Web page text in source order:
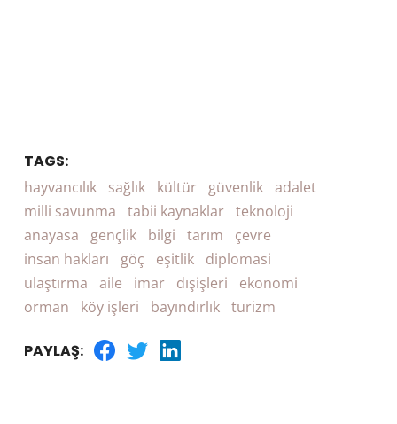
TAGS:
hayvancılık sağlık kültür güvenlik adalet
milli savunma
tabii kaynaklar teknoloji
anayasa
gençlik bilgi tarım
çevre
insan hakları
göç eşitlik
diplomasi
ulaştırma
aile imar dışişleri
ekonomi
orman
köy işleri bayındırlık turizm
PAYLAŞ: